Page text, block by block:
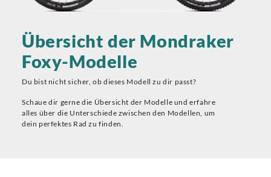
Übersicht der Mondraker
Foxy-Modelle
Du bist nicht sicher, ob dieses Modell zu dir passt?
Schaue dir gerne die Übersicht der Modelle und erfahre
alles über die Unterschiede zwischen den Modellen, um
dein perfektes Rad zu finden.